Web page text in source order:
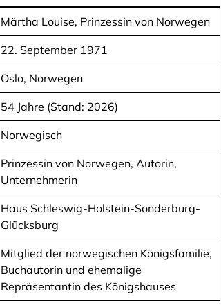
Märtha Louise, Prinzessin von Norwegen
22. September 1971
Oslo, Norwegen
54 Jahre (Stand: 2026)
Norwegisch
Prinzessin von Norwegen, Autorin,
Unternehmerin
Haus Schleswig-Holstein-Sonderburg-
Glücksburg
Mitglied der norwegischen Königsfamilie,
Buchautorin und ehemalige
Repräsentantin des Königshauses